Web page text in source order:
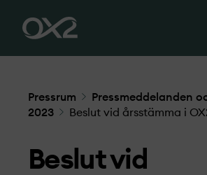
Pressrum
Pressmeddelanden
2023
Beslut vid årsstämma i
Beslut vid